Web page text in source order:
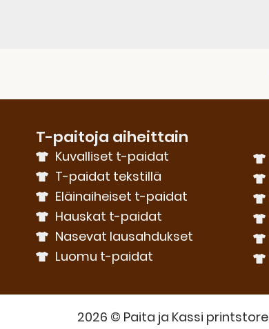
T-paitoja aiheittain
Kuvalliset t-paidat
T-paidat tekstillä
Eläinaiheiset t-paidat
Hauskat t-paidat
Nasevat lausahdukset
Luomu t-paidat
2026 © Paita ja Kassi printstore